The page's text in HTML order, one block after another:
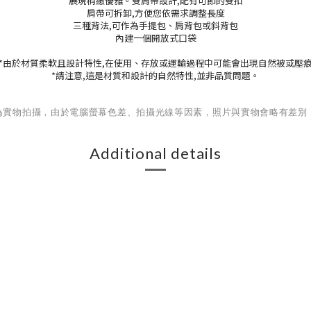
肩帶可拆卸,方便您依需求調整長度
三種背法,可作為手提包、肩背包或斜背包
內建一個開放式口袋
*由於材質柔軟且設計特性,在使用、存放或運輸過程中可能會出現自然被或壓
*請注意,這是材質和設計的自然特性,並非品質問題。
物拍攝，由於電腦螢幕色差、拍攝光線等因素，照片與實物會略有差別
Additional details